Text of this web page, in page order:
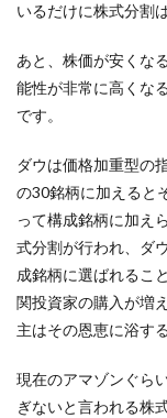
いるだけに株式分割
あと、株価が安くな
能性が非常に高くな
です。
ダウは価格加重型の
の30銘柄に加えると
って構成銘柄に加え
式分割が行われ、ダ
成銘柄に選ばれるこ
関投資家の購入が増
主はその恩恵に浴す
現在のアマゾンぐら
ぎないと言われる株